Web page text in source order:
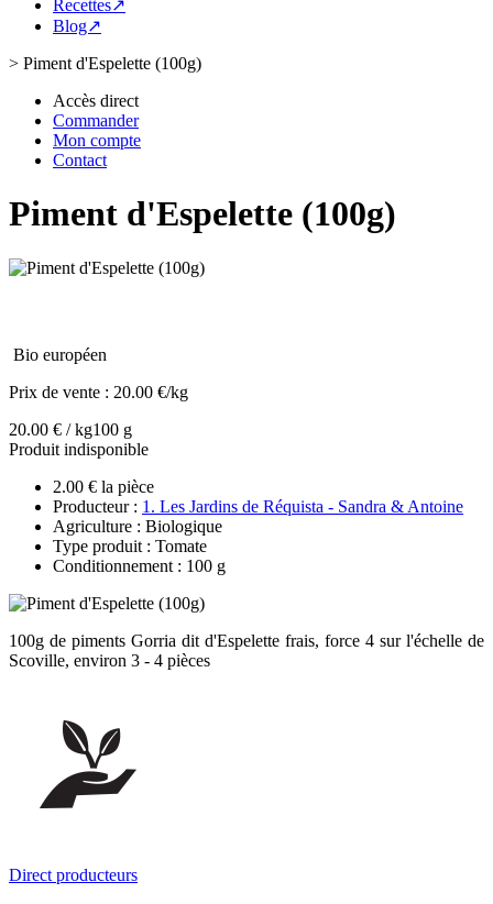
Recettes↗
Blog↗
> Piment d'Espelette (100g)
Accès direct
Commander
Mon compte
Contact
Piment d'Espelette (100g)
Bio européen
Prix de vente : 20.00 €/kg
20.00 € / kg100 g
Produit indisponible
2.00 € la pièce
Producteur : 1. Les Jardins de Réquista - Sandra & Antoine
Agriculture : Biologique
Type produit : Tomate
Conditionnement : 100 g
100g de piments Gorria dit d'Espelette frais, force 4 sur l'échelle de
Scoville, environ 3 - 4 pièces
Direct producteurs